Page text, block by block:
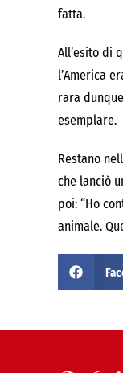
fatta.
All’esito di
l’America
rara
esemplare.
Restano
che lanciò
poi: “Ho
animale.